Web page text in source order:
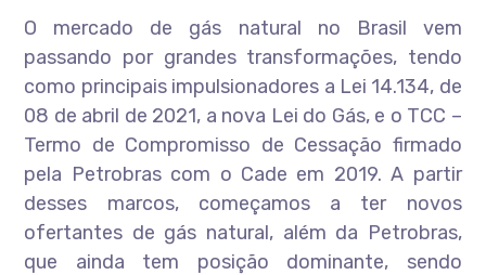
O mercado de gás natural no Brasil vem
passando por grandes transformações, tendo
como principais impulsionadores a Lei 14.134, de
08 de abril de 2021, a nova Lei do Gás, e o TCC –
Termo de Compromisso de Cessação firmado
pela Petrobras com o Cade em 2019. A partir
desses marcos, começamos a ter novos
ofertantes de gás natural, além da Petrobras,
que ainda tem posição dominante, sendo